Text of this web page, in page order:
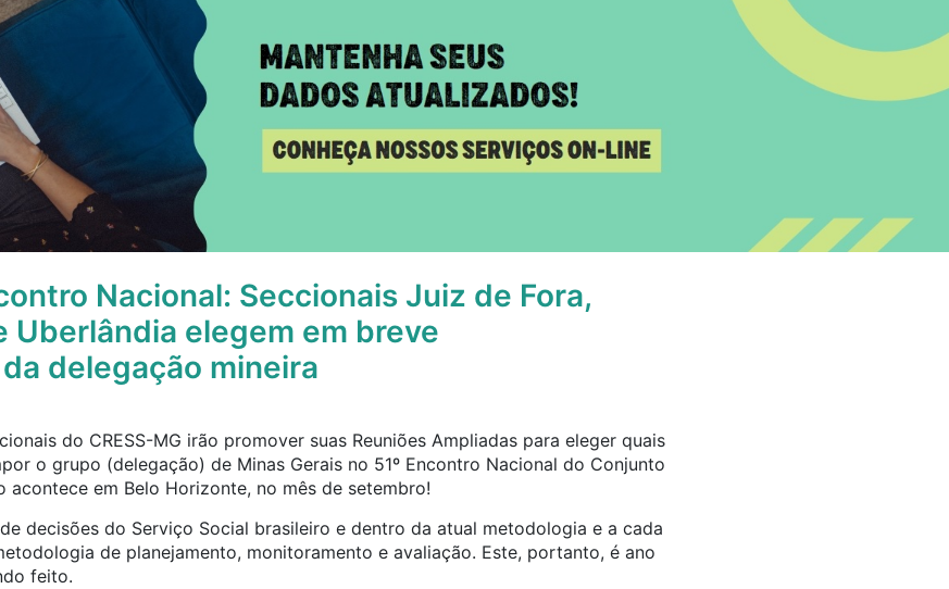
Nacional: Seccionais Juiz de Fora,
Uberlândia elegem em breve
delegação mineira
do CRESS-MG irão promover suas Reuniões Ampliadas para eleger quais
o grupo (delegação) de Minas Gerais no 51º Encontro Nacional do Conjunto
acontece em Belo Horizonte, no mês de setembro!
decisões do Serviço Social brasileiro e dentro da atual metodologia e a cada
de planejamento, monitoramento e avaliação. Este, portanto, é ano
feito.